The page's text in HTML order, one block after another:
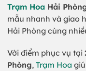
Trạm Hoa Hải
mẫu nhanh và giao
Hải Phòng cùng
Với điểm phục vụ tại
Phòng, Trạm Hoa